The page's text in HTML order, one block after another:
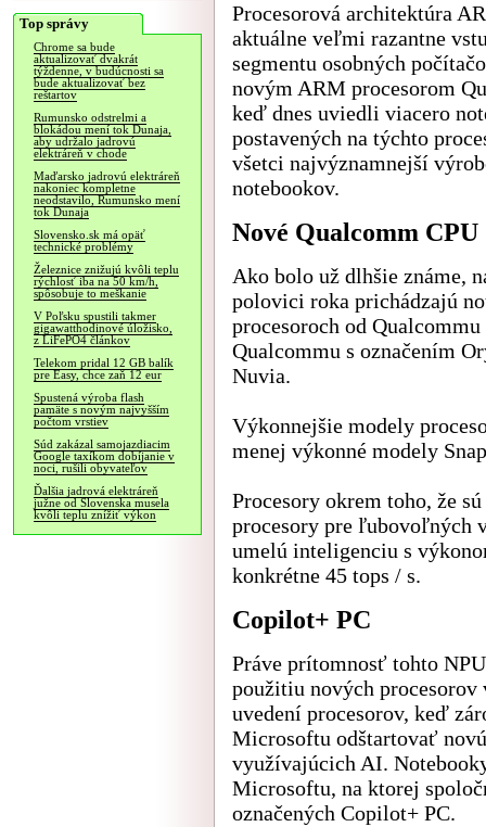
Top správy
Chrome sa bude
aktualizovať dvakrát
týždenne, v budúcnosti sa
bude aktualizovať bez
reštartov
Rumunsko odstrelmi a
blokádou mení tok Dunaja,
aby udržalo jadrovú
elektráreň v chode
Maďarsko jadrovú elektráreň
nakoniec kompletne
neodstavilo, Rumunsko mení
tok Dunaja
Slovensko.sk má opäť
technické problémy
Železnice znižujú kvôli teplu
rýchlosť iba na 50 km/h,
spôsobuje to meškanie
V Poľsku spustili takmer
gigawatthodinové úložisko,
z LiFePO4 článkov
Telekom pridal 12 GB balík
pre Easy, chce zaň 12 eur
Spustená výroba flash
pamäte s novým najvyšším
počtom vrstiev
Súd zakázal samojazdiacim
Google taxíkom dobíjanie v
noci, rušili obyvateľov
Ďalšia jadrová elektráreň
južne od Slovenska musela
kvôli teplu znížiť výkon
Procesorová architektúra
aktuálne veľmi razantne
segmentu osobných
novým ARM procesorom
keď dnes uviedli viacero
postavených na týchto
všetci najvýznamnejší
notebookov.
Nové Qualcomm CPU
Ako bolo už dlhšie známe,
polovici roka prichádzajú
procesoroch od
Qualcommu s označením
Nuvia.
Výkonnejšie modely
menej výkonné modely
Procesory okrem toho, že
procesory pre ľubovoľných
umelú inteligenciu s
konkrétne 45 tops / s.
Copilot+ PC
Práve prítomnosť tohto
použitiu nových
uvedení procesorov, keď
Microsoftu odštartovať
využívajúcich AI.
Microsoftu, na ktorej
označených Copilot+ PC.